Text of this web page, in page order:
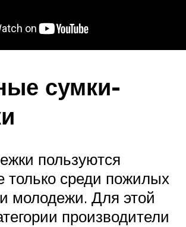
сумки-
пользуются
только среди пожилых
молодежи. Для этой
производители